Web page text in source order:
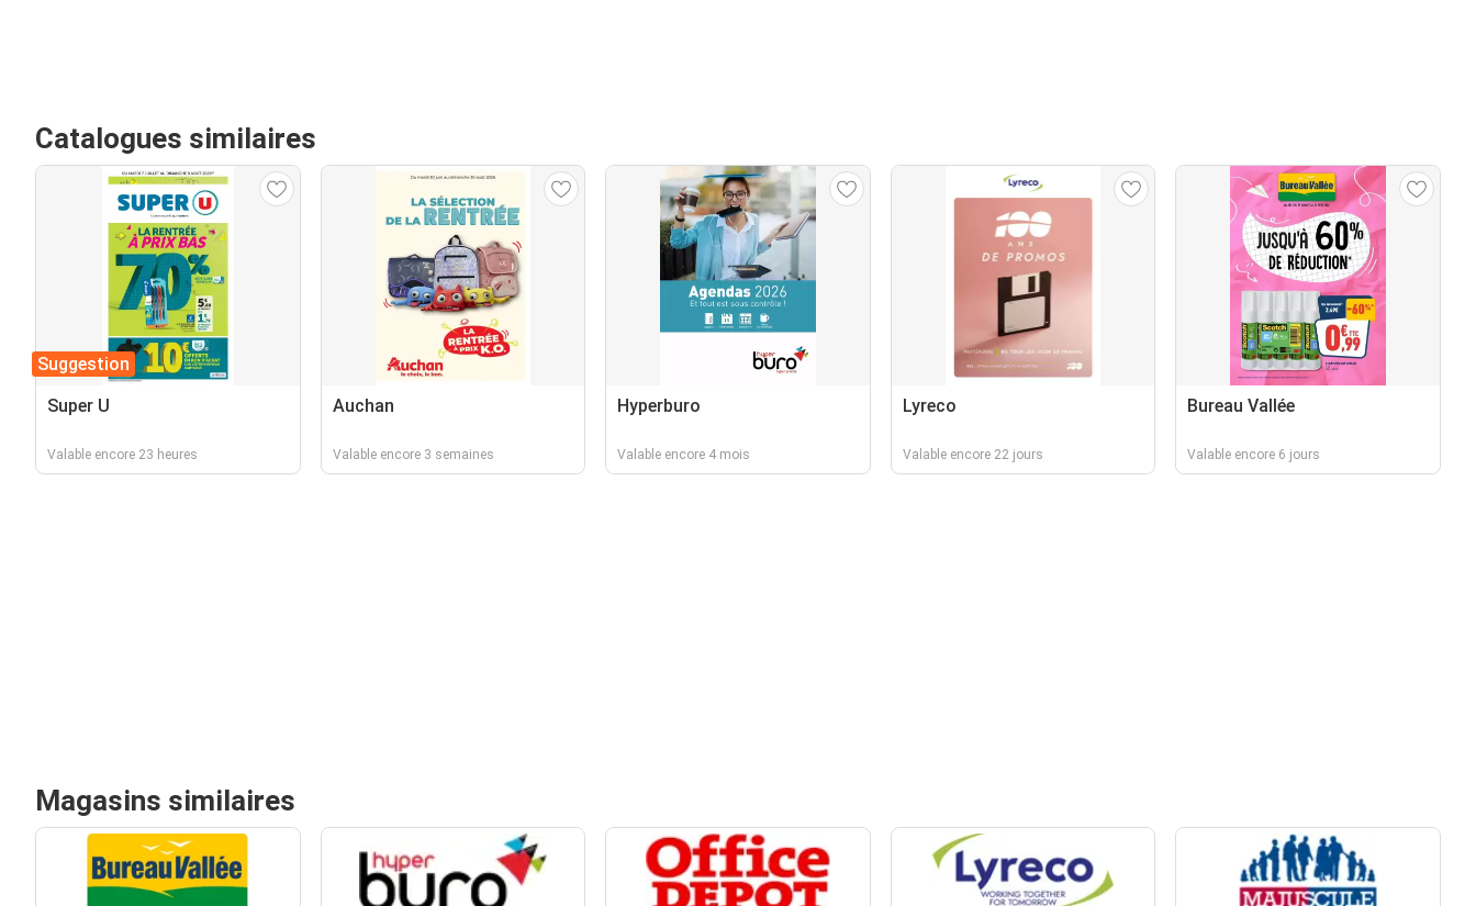
Catalogues similaires
Suggestion
Super U
Valable encore 23 heures
Auchan
Valable encore 3 semaines
Hyperburo
Valable encore 4 mois
Lyreco
Valable encore 22 jours
Bureau Vallée
Valable encore 6 jours
Magasins similaires